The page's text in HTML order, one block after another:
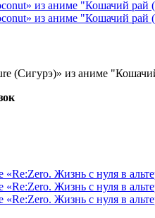
(Сигурэ)» из аниме "